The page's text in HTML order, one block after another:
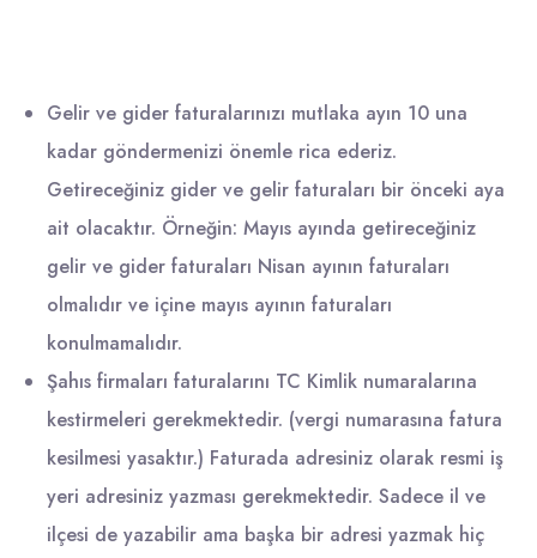
Gelir ve gider faturalarınızı mutlaka ayın 10 una
kadar göndermenizi önemle rica ederiz.
Getireceğiniz gider ve gelir faturaları bir önceki aya
ait olacaktır. Örneğin: Mayıs ayında getireceğiniz
gelir ve gider faturaları Nisan ayının faturaları
olmalıdır ve içine mayıs ayının faturaları
konulmamalıdır.
Şahıs firmaları faturalarını TC Kimlik numaralarına
kestirmeleri gerekmektedir. (vergi numarasına fatura
kesilmesi yasaktır.) Faturada adresiniz olarak resmi iş
yeri adresiniz yazması gerekmektedir. Sadece il ve
ilçesi de yazabilir ama başka bir adresi yazmak hiç